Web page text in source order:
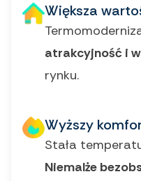
Większa
atrakcyjność i
rynku.
Wyższy
Stała
Niemalże